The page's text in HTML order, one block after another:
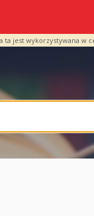
jest wykorzystywana